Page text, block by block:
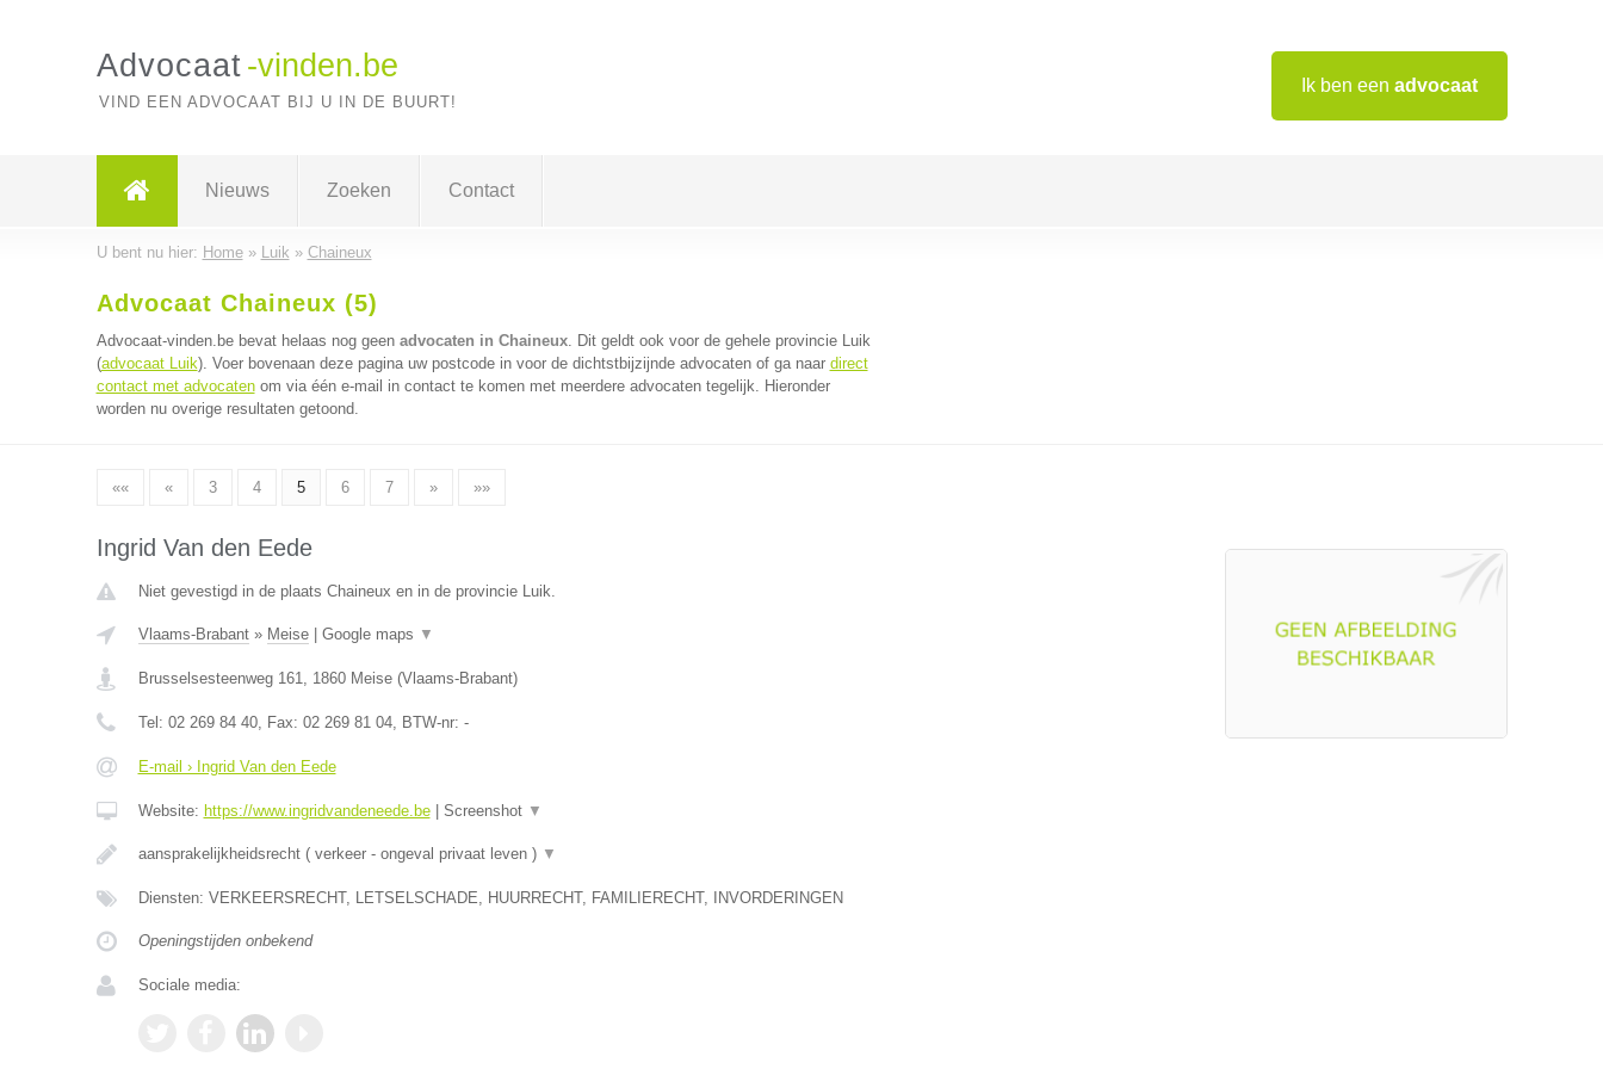
Ik ben een advocaat
Advocaat -vinden.be
VIND EEN ADVOCAAT BIJ U IN DE BUURT!
Nieuws Zoeken Contact
U bent nu hier: Home» Luik » Chaineux
Advocaat Chaineux (5)
Advocaat-vinden.be bevat helaas nog geen advocaten in Chaineux. Dit geldt ook voor de gehele provincie Luik
(advocaat Luik). Voer bovenaan deze pagina uw postcode in voor de dichtstbijzijnde advocaten of ga naar direct
contact met advocatenom via één e-mail in contact te komen met meerdere advocaten tegelijk. Hieronder
worden nu overige resultaten getoond.
«« « 3 4 5 6 7 » »»
Ingrid Van den Eede
Niet gevestigd in de plaats Chaineux en in de provincie Luik.
Vlaams-Brabant» Meise| Google maps ▼
Brusselsesteenweg 161, 1860 Meise(Vlaams-Brabant)
Tel: 02 269 84 40, Fax: 02 269 81 04, BTW-nr: -
E-mail › Ingrid Van den Eede
Website: https://www.ingridvandeneede.be| Screenshot ▼
aansprakelijkheidsrecht ( verkeer - ongeval privaat leven ) ▼
Diensten: VERKEERSRECHT, LETSELSCHADE, HUURRECHT, FAMILIERECHT, INVORDERINGEN
Openingstijden onbekend
Sociale media: